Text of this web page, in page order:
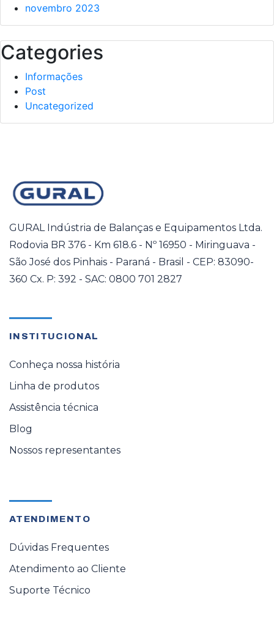
novembro 2023
Categories
Informações
Post
Uncategorized
GURAL Indústria de Balanças e Equipamentos Ltda.
Rodovia BR 376 - Km 618.6 - Nº 16950 - Miringuava -
São José dos Pinhais - Paraná - Brasil - CEP: 83090-
360 Cx. P: 392 - SAC: 0800 701 2827
INSTITUCIONAL
Conheça nossa história
Linha de produtos
Assistência técnica
Blog
Nossos representantes
ATENDIMENTO
Dúvidas Frequentes
Atendimento ao Cliente
Suporte Técnico